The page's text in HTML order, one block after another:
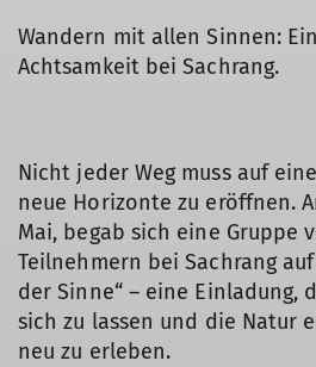
Wandern mit allen Sinnen:
Achtsamkeit bei Sachrang.
Nicht jeder Weg muss auf
neue Horizonte zu eröffnen.
Mai, begab sich eine Gruppe
Teilnehmern bei Sachrang
der Sinne“ – eine Einladung,
sich zu lassen und die Natur
neu zu erleben.